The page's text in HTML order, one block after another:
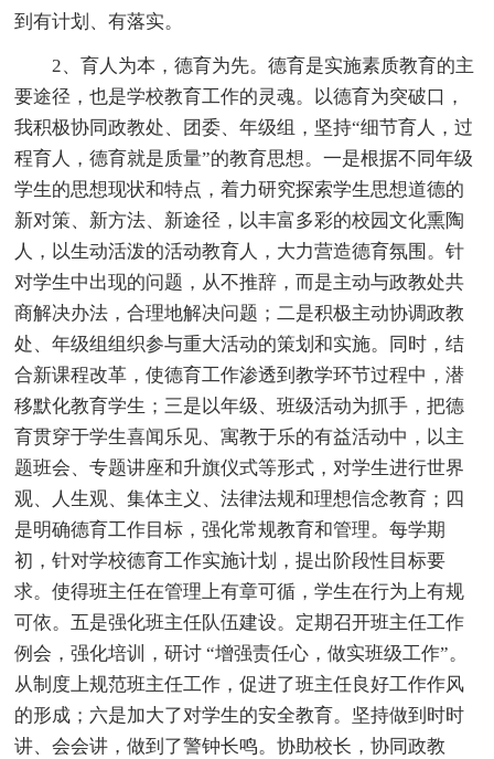
到有计划、有落实。
2、育人为本，德育为先。德育是实施素质教育的主
要途径，也是学校教育工作的灵魂。以德育为突破口，
我积极协同政教处、团委、年级组，坚持“细节育人，过
程育人，德育就是质量”的教育思想。一是根据不同年级
学生的思想现状和特点，着力研究探索学生思想道德的
新对策、新方法、新途径，以丰富多彩的校园文化熏陶
人，以生动活泼的活动教育人，大力营造德育氛围。针
对学生中出现的问题，从不推辞，而是主动与政教处共
商解决办法，合理地解决问题；二是积极主动协调政教
处、年级组组织参与重大活动的策划和实施。同时，结
合新课程改革，使德育工作渗透到教学环节过程中，潜
移默化教育学生；三是以年级、班级活动为抓手，把德
育贯穿于学生喜闻乐见、寓教于乐的有益活动中，以主
题班会、专题讲座和升旗仪式等形式，对学生进行世界
观、人生观、集体主义、法律法规和理想信念教育；四
是明确德育工作目标，强化常规教育和管理。每学期
初，针对学校德育工作实施计划，提出阶段性目标要
求。使得班主任在管理上有章可循，学生在行为上有规
可依。五是强化班主任队伍建设。定期召开班主任工作
例会，强化培训，研讨 “增强责任心，做实班级工作”。
从制度上规范班主任工作，促进了班主任良好工作作风
的形成；六是加大了对学生的安全教育。坚持做到时时
讲、会会讲，做到了警钟长鸣。协助校长，协同政教